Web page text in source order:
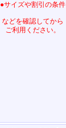
●サイズや割引の条件
などを確認してから
ご利用ください。